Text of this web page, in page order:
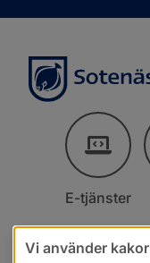
E-tjänster
Vi använder kakor